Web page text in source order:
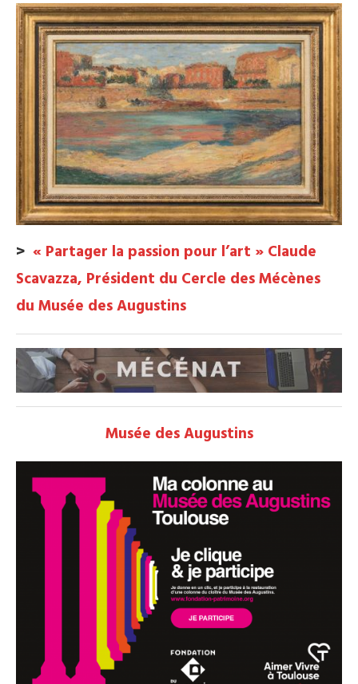
> « Partager la passion pour l’art » Claude
Scavazza, Président du Cercle des Mécènes
du Musée des Augustins
Musée des Augustins